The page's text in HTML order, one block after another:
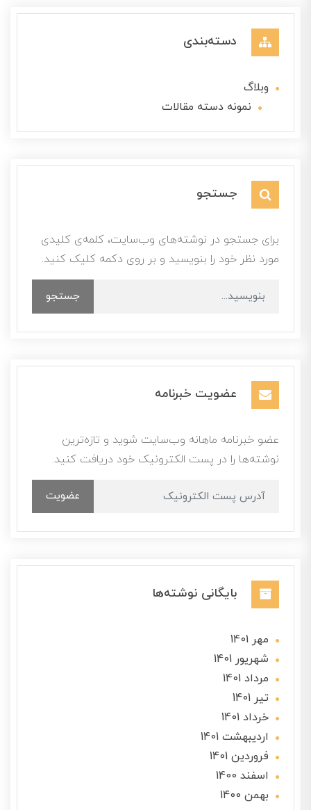
دسته‌بندی
وبلاگ
نمونه دسته مقالات
جستجو
برای جستجو در نوشته‌های وب‌سایت، کلمه‌ی کلیدی
مورد نظر خود را بنویسید و بر روی دکمه کلیک کنید.
جستجو
عضویت خبرنامه
عضو خبرنامه ماهانه وب‌سایت شوید و تازه‌ترین
نوشته‌ها را در پست الکترونیک خود دریافت کنید.
عضویت
بایگانی نوشته‌ها
مهر 1401
شهریور 1401
مرداد 1401
تير 1401
خرداد 1401
ارديبهشت 1401
فروردین 1401
اسفند 1400
بهمن 1400